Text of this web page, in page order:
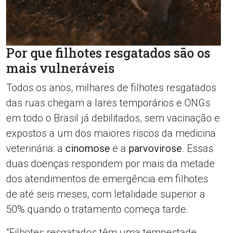
Por que filhotes resgatados são os
mais vulneráveis
Todos os anos, milhares de filhotes resgatados
das ruas chegam a lares temporários e ONGs
em todo o Brasil já debilitados, sem vacinação e
expostos a um dos maiores riscos da medicina
veterinária: a cinomose e a parvovirose. Essas
duas doenças respondem por mais da metade
dos atendimentos de emergência em filhotes
de até seis meses, com letalidade superior a
50% quando o tratamento começa tarde.